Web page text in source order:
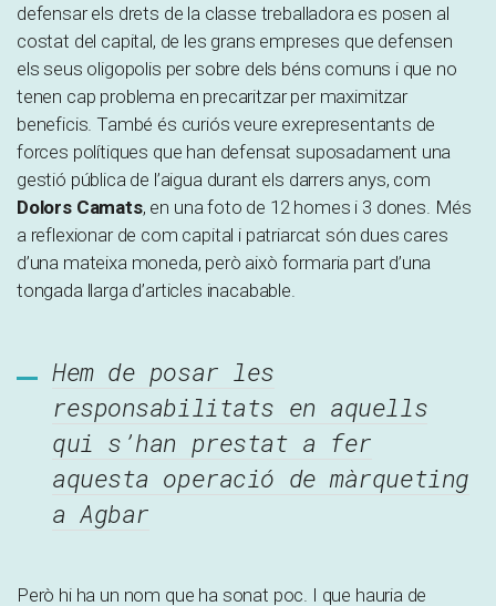
defensar els drets de la classe treballadora es posen al
costat del capital, de les grans empreses que defensen
els seus oligopolis per sobre dels béns comuns i que no
tenen cap problema en precaritzar per maximitzar
beneficis. També és curiós veure exrepresentants de
forces polítiques que han defensat suposadament una
gestió pública de l’aigua durant els darrers anys, com
Dolors Camats, en una foto de 12 homes i 3 dones. Més
a reflexionar de com capital i patriarcat són dues cares
d’una mateixa moneda, però això formaria part d’una
tongada llarga d’articles inacabable.
Hem de posar les
responsabilitats en aquells
qui s’han prestat a fer
aquesta operació de màrqueting
a Agbar
Però hi ha un nom que ha sonat poc. I que hauria de